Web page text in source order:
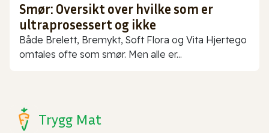
Smør: Oversikt over hvilke som er
ultraprosessert og ikke
Både Brelett, Bremykt, Soft Flora og Vita Hjertego
omtales ofte som smør. Men alle er...
Trygg Mat